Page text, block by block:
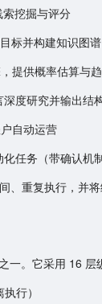
挖掘与评分
标并构建知识图谱
提供概率估算与
度研究并输出结
自动运营
任务（带确认机制
、重复执行，并将
一。它采用 16 层
行）